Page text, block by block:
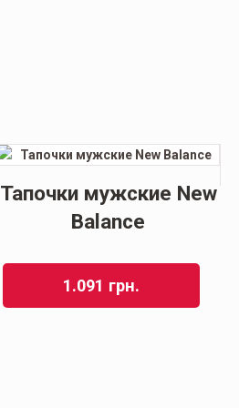
Тапочки мужские New
Balance
1.091 грн.